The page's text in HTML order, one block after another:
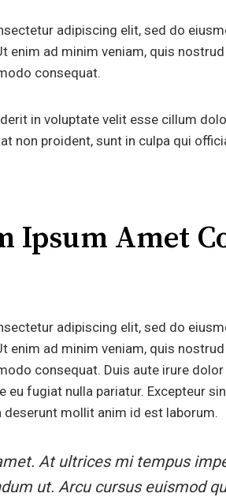
adipiscing elit, sed do
enim ad minim veniam, quis
consequat.
in voluptate velit esse cillum
non proident, sunt in culpa qui
Ipsum Amet
adipiscing elit, sed do
enim ad minim veniam, quis
consequat. Duis aute irure
eu fugiat nulla pariatur. Excepteur
mollit anim id est laborum.
At ultrices mi tempus
ut. Arcu cursus euismod